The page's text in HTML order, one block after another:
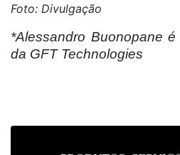
Foto: Divulgação
*Alessandro Buonopane
da GFT Technologies